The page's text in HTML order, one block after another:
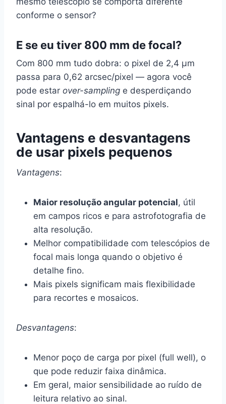
conforme o sensor?
E se eu tiver 800 mm de focal?
Com 800 mm tudo dobra: o pixel de 2,4 µm
passa para 0,62 arcsec/pixel — agora você
pode estar over-sampling e desperdiçando
sinal por espalhá-lo em muitos pixels.
Vantagens e desvantagens
de usar pixels pequenos
Vantagens:
Maior resolução angular potencial, útil
em campos ricos e para astrofotografia de
alta resolução.
Melhor compatibilidade com telescópios de
focal mais longa quando o objetivo é
detalhe fino.
Mais pixels significam mais flexibilidade
para recortes e mosaicos.
Desvantagens:
Menor poço de carga por pixel (full well), o
que pode reduzir faixa dinâmica.
Em geral, maior sensibilidade ao ruído de
leitura relativo ao sinal.